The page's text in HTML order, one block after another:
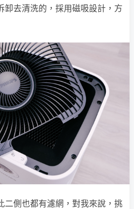
卸去清洗的，採用磁吸設計，方
二側也都有濾網，對我來說，挑